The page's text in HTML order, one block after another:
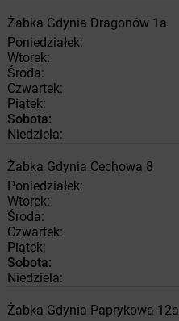
Żabka Gdynia Dragonów 1a
Poniedziałek:
Wtorek:
Środa:
Czwartek:
Piątek:
Sobota:
Niedziela:
Żabka Gdynia Cechowa 8
Poniedziałek:
Wtorek:
Środa:
Czwartek:
Piątek:
Sobota:
Niedziela:
Żabka Gdynia Paprykowa 12a